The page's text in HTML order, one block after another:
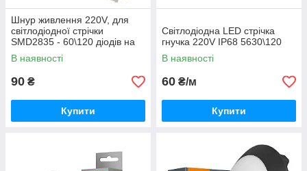
Шнур живлення 220V, для
світлодіодної стрічки
SMD2835 - 60\120 діодів на
метр.
В наявності
90 ₴
Купити
Світлодіодна LED стрічка
гнучка 220V IP68 5630\120
В наявності
60 ₴/м
Купити